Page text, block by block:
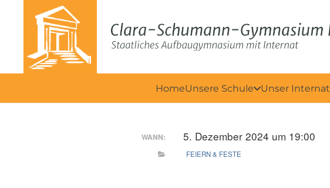
HomeUnsere Schule Unser Internat
WANN: 5. Dezember 2024 um 19:00
FEIERN & FESTE